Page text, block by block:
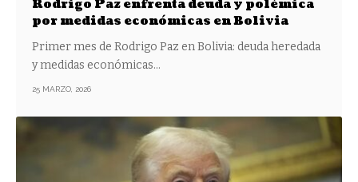
Rodrigo Paz enfrenta deuda y polémica
por medidas económicas en Bolivia
Primer mes de Rodrigo Paz en Bolivia: deuda heredada
y medidas económicas…
25 MARZO, 2026